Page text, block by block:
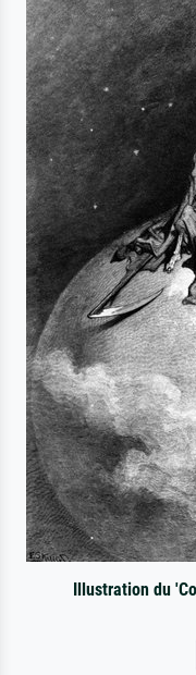
Illustration du